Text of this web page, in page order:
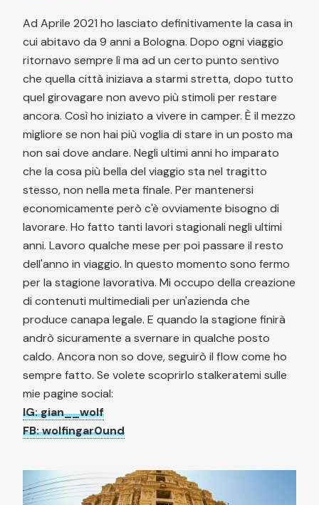
Ad Aprile 2021 ho lasciato definitivamente la casa in
cui abitavo da 9 anni a Bologna. Dopo ogni viaggio
ritornavo sempre lì ma ad un certo punto sentivo
che quella città iniziava a starmi stretta, dopo tutto
quel girovagare non avevo più stimoli per restare
ancora. Così ho iniziato a vivere in camper. È il mezzo
migliore se non hai più voglia di stare in un posto ma
non sai dove andare. Negli ultimi anni ho imparato
che la cosa più bella del viaggio sta nel tragitto
stesso, non nella meta finale. Per mantenersi
economicamente però c'è ovviamente bisogno di
lavorare. Ho fatto tanti lavori stagionali negli ultimi
anni. Lavoro qualche mese per poi passare il resto
dell'anno in viaggio. In questo momento sono fermo
per la stagione lavorativa. Mi occupo della creazione
di contenuti multimediali per un'azienda che
produce canapa legale. E quando la stagione finirà
andrò sicuramente a svernare in qualche posto
caldo. Ancora non so dove, seguirò il flow come ho
sempre fatto. Se volete scoprirlo stalkeratemi sulle
mie pagine social:
IG: gian__wolf
FB: wolfingar0und